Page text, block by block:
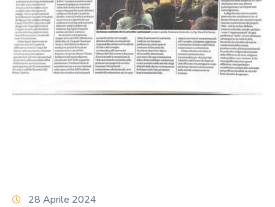
Programmi
Calendario
Eventi
28 Aprile 2024